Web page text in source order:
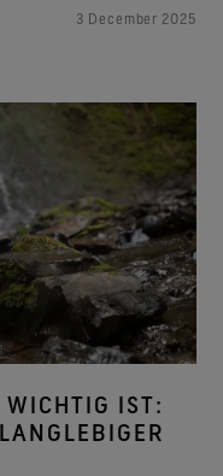
3 December 2025
IST: